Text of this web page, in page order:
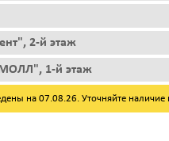
2-й этаж
1-й этаж
на 07.08.26. Уточняйте наличие